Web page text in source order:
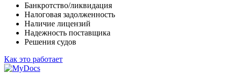
Банкротство/ликвидация
Налоговая задолженность
Наличие лицензий
Надежность поставщика
Решения судов
Как это работает